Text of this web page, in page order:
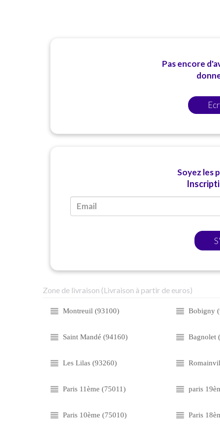
Pas encore
Soyez les
Zone de livraison (Livraison à partir de euros)
Montreuil (93100) Bobigny
Saint Mandé (94160) Bagnolet
Les Lilas (93260)
Paris 11ème (75011) paris
Paris 10ème (75010) Paris